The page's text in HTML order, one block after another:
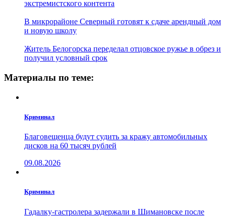
экстремистского контента
В микрорайоне Северный готовят к сдаче арендный дом
и новую школу
Житель Белогорска переделал отцовское ружье в обрез и
получил условный срок
Материалы по теме:
Криминал
Благовещенца будут судить за кражу автомобильных
дисков на 60 тысяч рублей
09.08.2026
Криминал
Гадалку-гастролера задержали в Шимановске после